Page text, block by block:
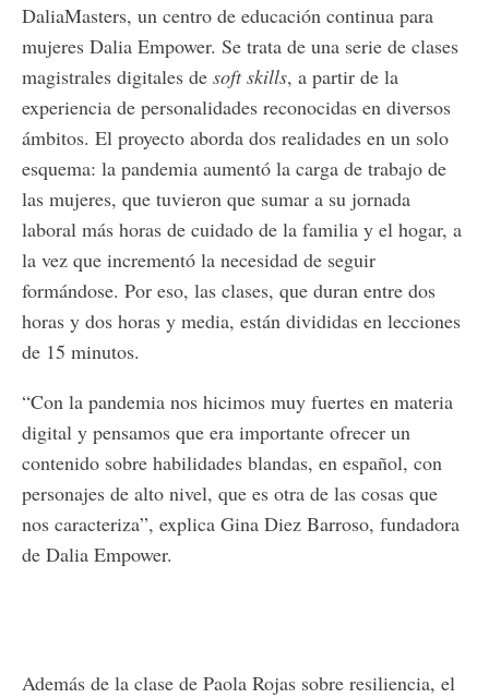
DaliaMasters, un centro de educación continua para
mujeres Dalia Empower. Se trata de una serie de clases
magistrales digitales de soft skills, a partir de la
experiencia de personalidades reconocidas en diversos
ámbitos. El proyecto aborda dos realidades en un solo
esquema: la pandemia aumentó la carga de trabajo de
las mujeres, que tuvieron que sumar a su jornada
laboral más horas de cuidado de la familia y el hogar, a
la vez que incrementó la necesidad de seguir
formándose. Por eso, las clases, que duran entre dos
horas y dos horas y media, están divididas en lecciones
de 15 minutos.
“Con la pandemia nos hicimos muy fuertes en materia
digital y pensamos que era importante ofrecer un
contenido sobre habilidades blandas, en español, con
personajes de alto nivel, que es otra de las cosas que
nos caracteriza”, explica Gina Diez Barroso, fundadora
de Dalia Empower.
Además de la clase de Paola Rojas sobre resiliencia, el